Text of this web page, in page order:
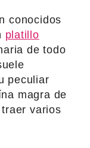
conocidos
platillo
de todo
peculiar
magra de
varios